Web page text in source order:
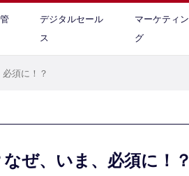
デジタルセール
ス
マーケティン
グ
須に！？
ぜ、いま、必須に！？